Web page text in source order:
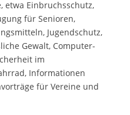
etwa Einbruchsschutz,
für Senioren,
Jugendschutz,
Gewalt, Computer-
im
Informationen
für Vereine und